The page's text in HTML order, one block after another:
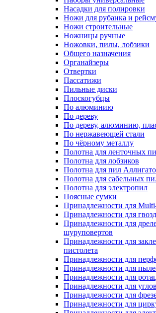
Насадки для полировки
Ножи для рубанка и
Ножи строительные
Ножницы ручные
Ножовки, пилы, лобзики
Общего назначения
Органайзеры
Отвертки
Пассатижи
Пильные диски
Плоскогубцы
По алюминию
По дереву
По дереву, алюминию,
По нержавеющей стали
По чёрному металлу
Полотна для ленточных
Полотна для лобзиков
Полотна для пил
Полотна для сабельных
Полотна для электропил
Поясные сумки
Принадлежности для
Принадлежности для
Принадлежности для
шуруповертов
Принадлежности для
пистолета
Принадлежности для
Принадлежности для
Принадлежности для
Принадлежности для
Принадлежности для
Принадлежности для